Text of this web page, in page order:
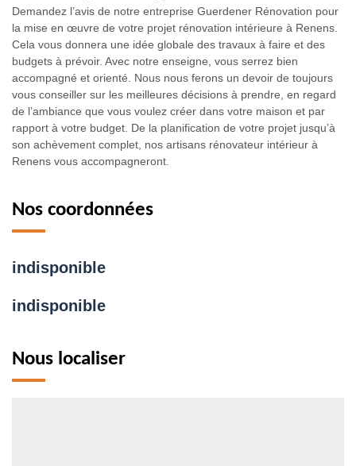
Demandez l’avis de notre entreprise Guerdener Rénovation pour
la mise en œuvre de votre projet rénovation intérieure à Renens.
Cela vous donnera une idée globale des travaux à faire et des
budgets à prévoir. Avec notre enseigne, vous serrez bien
accompagné et orienté. Nous nous ferons un devoir de toujours
vous conseiller sur les meilleures décisions à prendre, en regard
de l’ambiance que vous voulez créer dans votre maison et par
rapport à votre budget. De la planification de votre projet jusqu’à
son achèvement complet, nos artisans rénovateur intérieur à
Renens vous accompagneront.
Nos coordonnées
indisponible
indisponible
Nous localiser